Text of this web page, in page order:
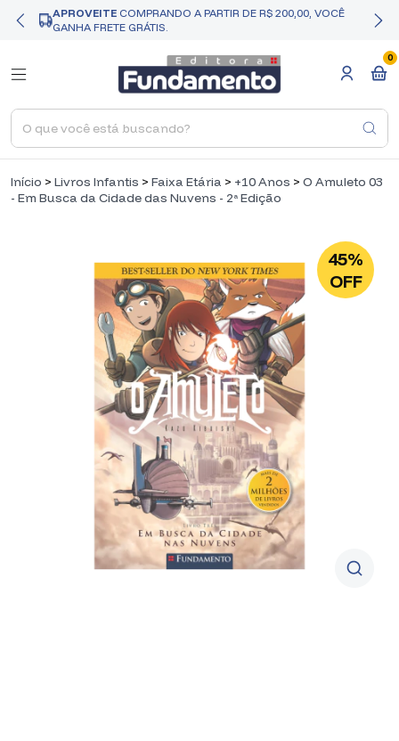
APROVEITE COMPRANDO A PARTIR DE R$ 200,00, VOCÊ
GANHA FRETE GRÁTIS.
0
Início > Livros Infantis > Faixa Etária > +10 Anos > O Amuleto 03
- Em Busca da Cidade das Nuvens - 2ª Edição
45%
OFF